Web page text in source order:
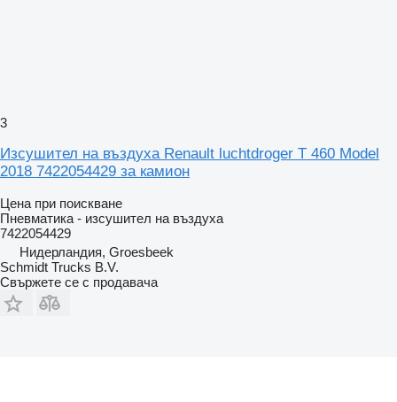
3
Изсушител на въздуха Renault luchtdroger T 460 Model
2018 7422054429 за камион
Цена при поискване
Пневматика - изсушител на въздуха
7422054429
Нидерландия, Groesbeek
Schmidt Trucks B.V.
Свържете се с продавача